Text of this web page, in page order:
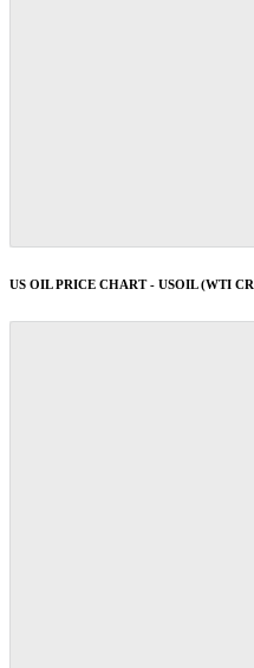
US OIL PRICE CHART - USOIL (WTI